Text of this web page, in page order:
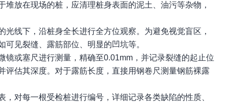
放在现场的桩，应清理桩身表面的泥土、油污等杂物，
线下，沿桩身全长进行全方位观察。为避免视觉盲区，
见裂缝、露筋部位、明显的凹坑等。
或塞尺进行测量，精确至0.01mm，并记录裂缝的起止位
估其深度。对于露筋长度，直接用钢卷尺测量钢筋裸露
对每一根受检桩进行编号，详细记录各类缺陷的性质、